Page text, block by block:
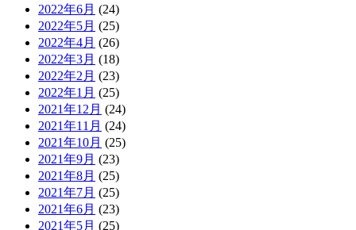
2022年6月 (24)
2022年5月 (25)
2022年4月 (26)
2022年3月 (18)
2022年2月 (23)
2022年1月 (25)
2021年12月 (24)
2021年11月 (24)
2021年10月 (25)
2021年9月 (23)
2021年8月 (25)
2021年7月 (25)
2021年6月 (23)
2021年5月 (25)